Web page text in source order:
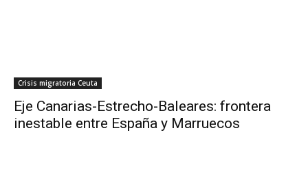
Crisis migratoria Ceuta
Eje Canarias-Estrecho-Baleares: frontera
inestable entre España y Marruecos